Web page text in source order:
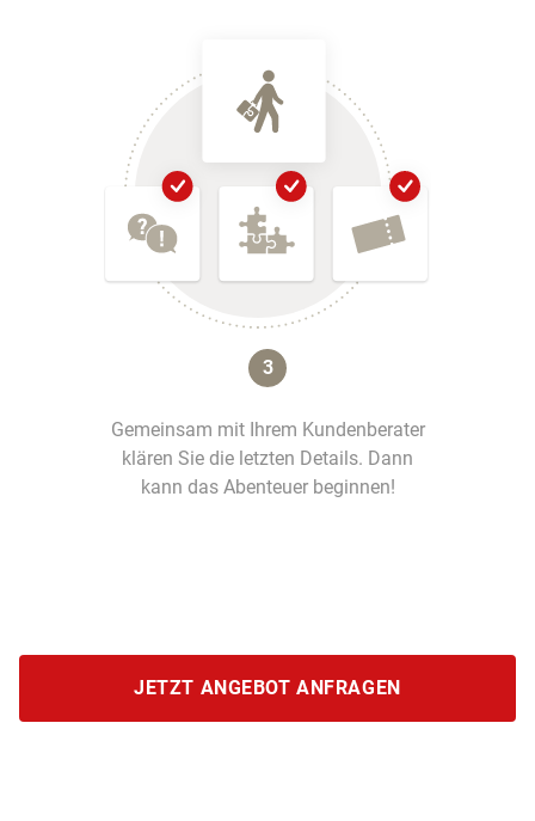
JETZT ANGEBOT ANFRAGEN
3
Gemeinsam mit Ihrem Kundenberater
klären Sie die letzten Details. Dann
kann das Abenteuer beginnen!